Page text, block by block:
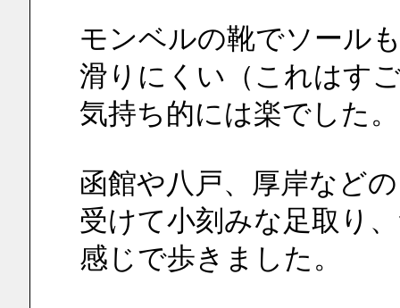
モンベルの靴でソー
滑りにくい（これはす
気持ち的には楽でした。
函館や八戸、厚岸など
受けて小刻みな足取り
感じで歩きました。